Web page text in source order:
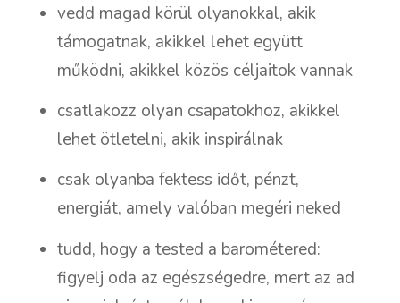
vedd magad körül olyanokkal, akik
támogatnak, akikkel lehet együtt
működni, akikkel közös céljaitok vannak
csatlakozz olyan csapatokhoz, akikkel
lehet ötletelni, akik inspirálnak
csak olyanba fektess időt, pénzt,
energiát, amely valóban megéri neked
tudd, hogy a tested a barométered:
figyelj oda az egészségedre, mert az ad